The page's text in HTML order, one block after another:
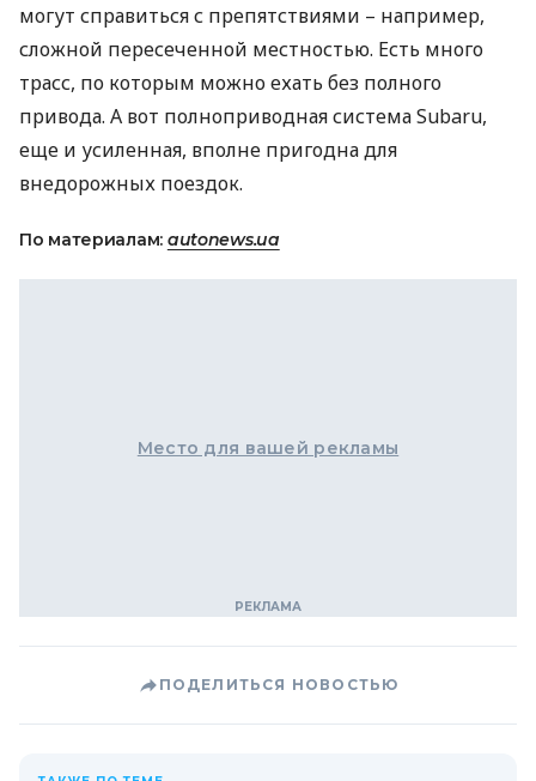
могут справиться с препятствиями – например,
сложной пересеченной местностью. Есть много
трасс, по которым можно ехать без полного
привода. А вот полноприводная система Subaru,
еще и усиленная, вполне пригодна для
внедорожных поездок.
По материалам: autonews.ua
Место для вашей рекламы
ПОДЕЛИТЬСЯ НОВОСТЬЮ